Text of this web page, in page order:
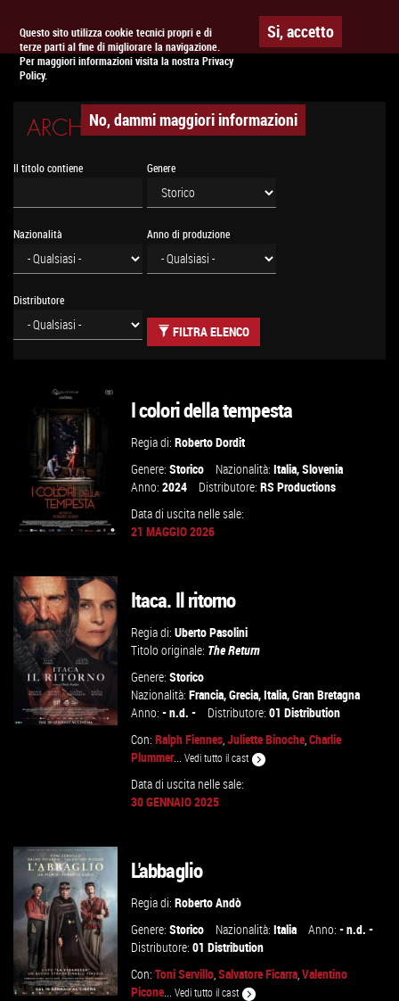
Questo sito utilizza cookie tecnici propri e di
terze parti al fine di migliorare la navigazione.
Per maggiori informazioni visita la nostra Privacy
Policy.
Si, accetto
No, dammi maggiori informazioni
APPUNTAMENTO AL CINEMA
ARCHIVIO CINEMA
Il titolo contiene Genere
Nazionalità Anno di produzione
Distributore
FILTRA ELENCO
TROVA IL CINEMA
VAI ALLA SCHEDA
I colori della tempesta
Regia di:Roberto Dordit
Genere:Storico Nazionalità:Italia,Slovenia
Anno:2024 Distributore:RS Productions
Data di uscita nelle sale:
21 MAGGIO 2026
Itaca. Il ritorno
Regia di:Uberto Pasolini
Titolo originale: The Return
Genere:Storico
Nazionalità:Francia,Grecia,Italia,Gran Bretagna
Anno:- n.d. - Distributore:01 Distribution
Con:Ralph Fiennes ,Juliette Binoche ,Charlie
Plummer...Vedi tutto il cast
Data di uscita nelle sale:
30 GENNAIO 2025
L'abbaglio
Regia di:Roberto Andò
Genere:Storico Nazionalità:Italia Anno:- n.d. -
Distributore:01 Distribution
Con:Toni Servillo ,Salvatore Ficarra ,Valentino
Picone ...Vedi tutto il cast